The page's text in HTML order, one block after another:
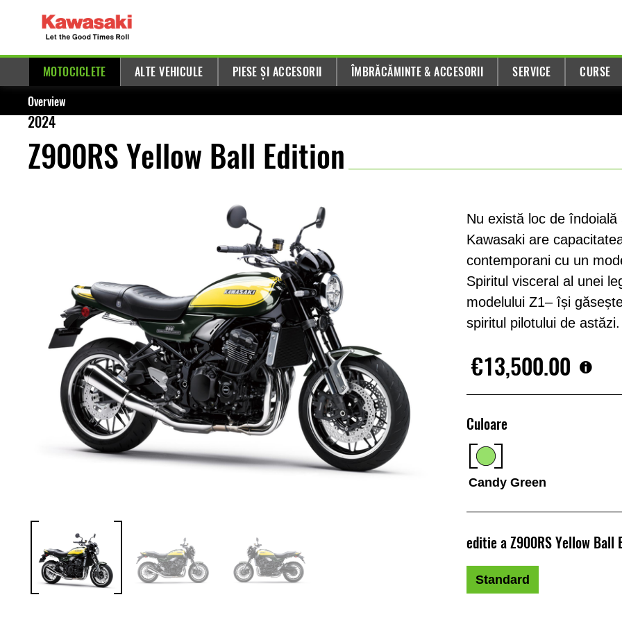
MOTOCICLETE ALTE VEHICULE PIESE ȘI ACCESORII ÎMBRĂCĂMINTE & ACCESORII SERVICE CURSE
Overview
2024
Z900RS Yellow Ball Edition
Nu există loc de
Kawasaki are
contemporani cu un
Spiritul visceral al unei
modelului Z1– își
spiritul pilotului de astăzi.
€13,500.00
Culoare
Candy Green
editie a Z900RS Yellow Ball
Standard